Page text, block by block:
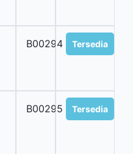
B00294 Tersedia
B00295 Tersedia